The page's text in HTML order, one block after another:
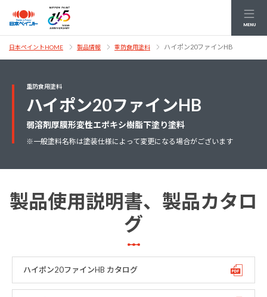
MENU
日本ペイントHOME 製品情報 重防食用塗料 ハイポン20ファインHB
重防食用塗料
ハイポン20ファインHB
弱溶剤厚膜形変性エポキシ樹脂下塗り塗料
※一般塗料名称は塗装仕様によって変更になる場合がございます
製品使用説明書、製品カタロ
グ
ハイポン20ファインHB カタログ